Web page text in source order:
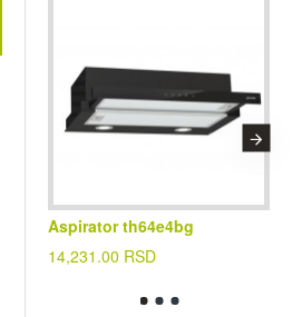
Aspirator th64e4bg
14,231.00 RSD